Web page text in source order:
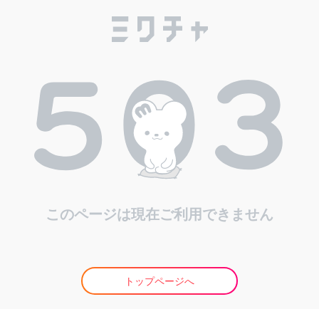
このページは現在ご利用できません